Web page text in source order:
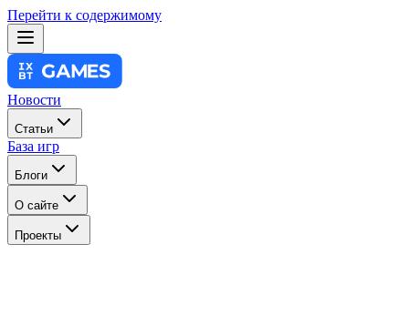
Перейти к содержимому
Новости
Статьи
База игр
Блоги
О сайте
Проекты